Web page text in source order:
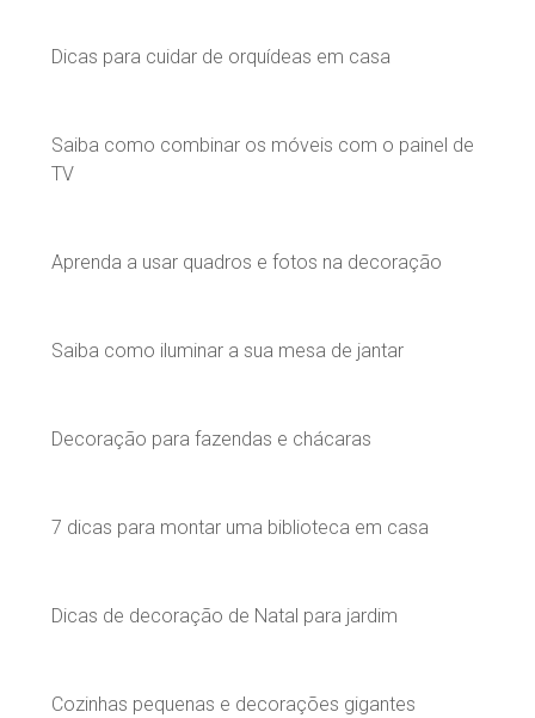
Dicas para cuidar de orquídeas em casa
Saiba como combinar os móveis com o painel de
TV
Aprenda a usar quadros e fotos na decoração
Saiba como iluminar a sua mesa de jantar
Decoração para fazendas e chácaras
7 dicas para montar uma biblioteca em casa
Dicas de decoração de Natal para jardim
Cozinhas pequenas e decorações gigantes